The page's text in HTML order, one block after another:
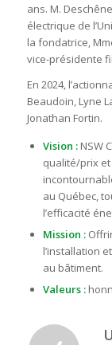
ans. M.
électrique de
la fondatrice,
vice-présidente
En 2024,
Beaudoin, Lyne
Jonathan Fortin.
Vision : NSW
qualité/prix
au Québec,
l’efficacité
Mission :
l’installation
au bâtiment.
Valeurs :